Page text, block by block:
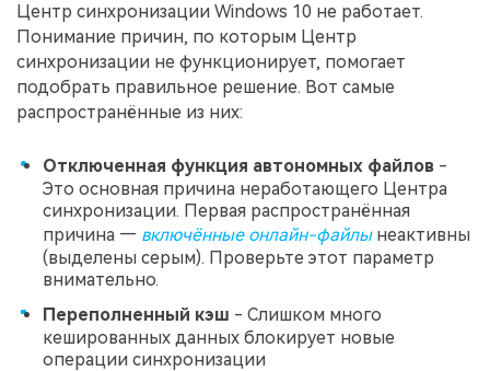
Центр синхронизации Windows 10 не работает.
Понимание причин, по которым Центр
синхронизации не функционирует, помогает
подобрать правильное решение. Вот самые
распространённые из них:
Отключенная функция автономных файлов -
Это основная причина неработающего Центра
синхронизации. Первая распространённая
причина — включённые онлайн-файлынеактивны
(выделены серым). Проверьте этот параметр
внимательно.
Переполненный кэш - Слишком много
кешированных данных блокирует новые
операции синхронизации